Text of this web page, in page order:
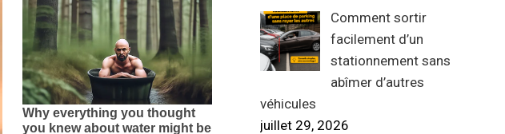
Comment sortir
facilement d’un
stationnement sans
abîmer d’autres
véhicules
juillet 29, 2026